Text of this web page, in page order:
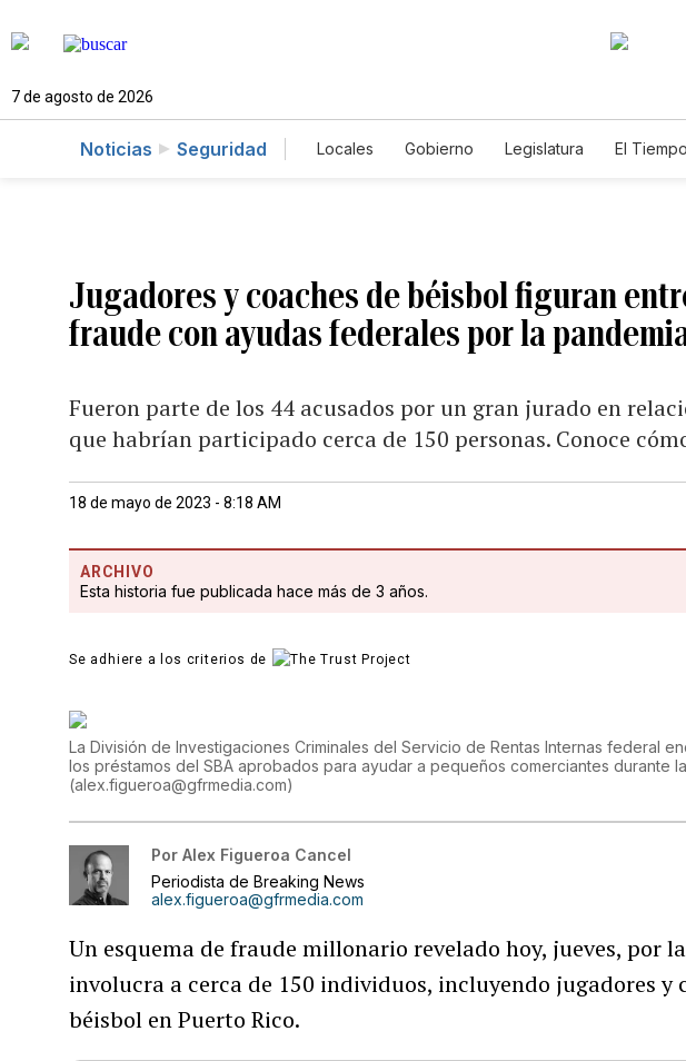
7 de agosto de 2026
Noticias Seguridad Locales Gobierno Legislatura El Tiempo
Jugadores y coaches de béisbol figuran
fraude con ayudas federales por la
Fueron parte de los 44 acusados por un gran jurado en
que habrían participado cerca de 150 personas. Conoce
18 de mayo de 2023 - 8:18 AM
ARCHIVO
Esta historia fue publicada hace más de 3 años.
Se adhiere a los criterios de
La División de Investigaciones Criminales del Servicio de Rentas Internas federal
los préstamos del SBA aprobados para ayudar a pequeños comerciantes durante
(alex.figueroa@gfrmedia.com)
Por Alex Figueroa Cancel
Periodista de Breaking News
alex.figueroa@gfrmedia.com
Un esquema de fraude millonario revelado hoy, jueves, por
involucra a cerca de 150 individuos, incluyendo jugadores y
béisbol en Puerto Rico.